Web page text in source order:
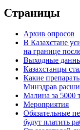
Страницы
Архив опросов
В Казахстане
на границе
Выходные
Казахстанцы
Какие
Минздрав
Малина за 5000
Мероприятия
Обязательные
будут платить